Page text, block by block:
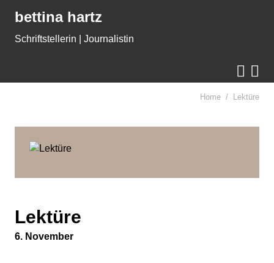
bettina hartz
Schriftstellerin | Journalistin
 
Home Lektüre
Lektüre
6. November